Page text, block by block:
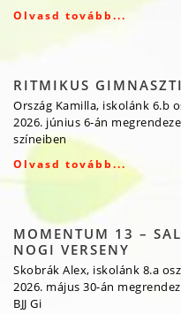
Olvasd tovább...
RITMIKUS
Ország Kamilla, iskolánk 6.b
2026. június 6-án
színeiben
Olvasd tovább...
MOMENTUM 13 –
NOGI VERSENY
Skobrák Alex, iskolánk 8.a
2026. május 30-án
BJJ Gi